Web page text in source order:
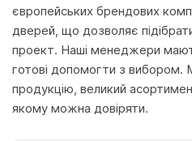
європейських брендових
дверей, що дозволяє
проект. Наші менеджери
готові допомогти з вибором.
продукцію, великий
якому можна довіряти.